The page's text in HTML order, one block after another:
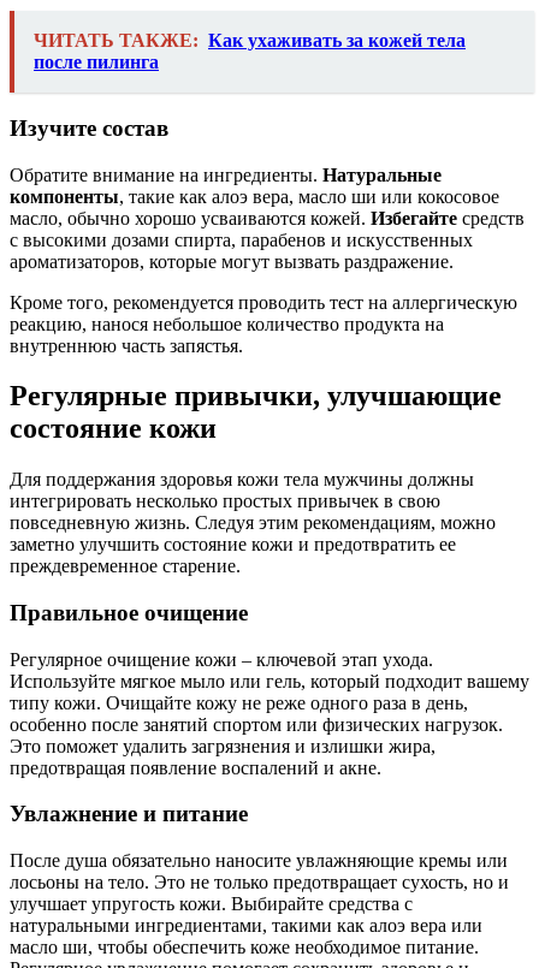
ЧИТАТЬ ТАКЖЕ: Как ухаживать за кожей тела
после пилинга
Изучите состав
Обратите внимание на ингредиенты. Натуральные
компоненты, такие как алоэ вера, масло ши или кокосовое
масло, обычно хорошо усваиваются кожей. Избегайте средств
с высокими дозами спирта, парабенов и искусственных
ароматизаторов, которые могут вызвать раздражение.
Кроме того, рекомендуется проводить тест на аллергическую
реакцию, нанося небольшое количество продукта на
внутреннюю часть запястья.
Регулярные привычки, улучшающие
состояние кожи
Для поддержания здоровья кожи тела мужчины должны
интегрировать несколько простых привычек в свою
повседневную жизнь. Следуя этим рекомендациям, можно
заметно улучшить состояние кожи и предотвратить ее
преждевременное старение.
Правильное очищение
Регулярное очищение кожи – ключевой этап ухода.
Используйте мягкое мыло или гель, который подходит вашему
типу кожи. Очищайте кожу не реже одного раза в день,
особенно после занятий спортом или физических нагрузок.
Это поможет удалить загрязнения и излишки жира,
предотвращая появление воспалений и акне.
Увлажнение и питание
После душа обязательно наносите увлажняющие кремы или
лосьоны на тело. Это не только предотвращает сухость, но и
улучшает упругость кожи. Выбирайте средства с
натуральными ингредиентами, такими как алоэ вера или
масло ши, чтобы обеспечить коже необходимое питание.